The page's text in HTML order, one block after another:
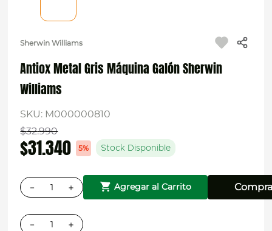
Sherwin Williams
Antiox Metal Gris Máquina Galón Sherwin
Williams
SKU: M000000810
$32.990
$31.340 5% Stock Disponible
＋
－ Agregar al Carrito
＋
－